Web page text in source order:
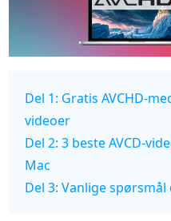
Del 1: Gratis AVCHD-
videoer
Del 2: 3 beste AVCD-
Mac
Del 3: Vanlige spørsmål